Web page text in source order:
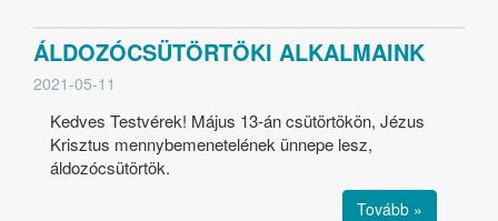
ÁLDOZÓCSÜTÖRTÖKI ALKALMAINK
2021-05-11
Kedves Testvérek! Május 13-án csütörtökön, Jézus
Krisztus mennybemenetelének ünnepe lesz,
áldozócsütörtök.
Tovább »